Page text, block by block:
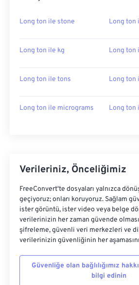
Long ton ile stone Long ton
Long ton ile kg Long ton
Long ton ile tons Long ton
Long ton ile micrograms Long ton
Verileriniz, Önceliğimiz
FreeConvert'te dosyaları yalnızca
geçiyoruz; onları koruyoruz. Sağlam
ister görüntü, ister video veya belge
verilerinizin her zaman güvende
şifreleme, güvenli veri merkezleri ve
verilerinizin güvenliğinin her
Güvenliğe olan bağlılığımız
bilgi edinin